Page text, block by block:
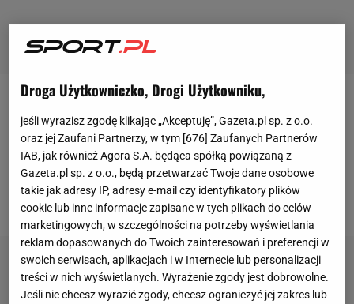
towarzyski piłki nożnej. W tegorocznej edycji bierze
w nim udział osiem reprezentacji. Oprócz Polek w
Hiszpani grają Walijki, Szkotki, Słowaczki, Belgijki,
Irlandki, Rosjanki oraz Węgierki.
Droga Użytkowniczko, Drogi Użytkowniku,
jeśli wyrazisz zgodę klikając „Akceptuję”, Gazeta.pl sp. z o.o.
oraz jej Zaufani Partnerzy, w tym [676] Zaufanych Partnerów
IAB, jak również Agora S.A. będąca spółką powiązaną z
Gazeta.pl sp. z o.o., będą przetwarzać Twoje dane osobowe
takie jak adresy IP, adresy e-mail czy identyfikatory plików
cookie lub inne informacje zapisane w tych plikach do celów
marketingowych, w szczególności na potrzeby wyświetlania
reklam dopasowanych do Twoich zainteresowań i preferencji w
swoich serwisach, aplikacjach i w Internecie lub personalizacji
treści w nich wyświetlanych. Wyrażenie zgody jest dobrowolne.
Jeśli nie chcesz wyrazić zgody, chcesz ograniczyć jej zakres lub